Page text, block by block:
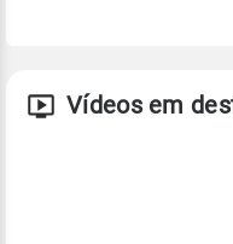
Vídeos em